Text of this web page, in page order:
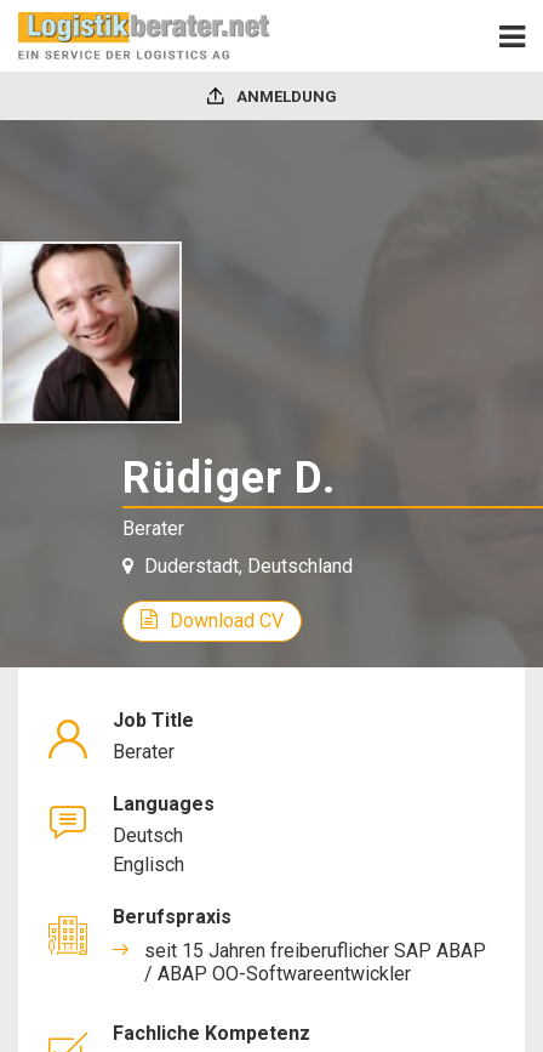
ANMELDUNG
Rüdiger D.
Berater
Duderstadt, Deutschland
Download CV
Job Title
Berater
Languages
Deutsch
Englisch
Berufspraxis
seit 15 Jahren freiberuflicher SAP ABAP
/ ABAP OO-Softwareentwickler
Fachliche Kompetenz